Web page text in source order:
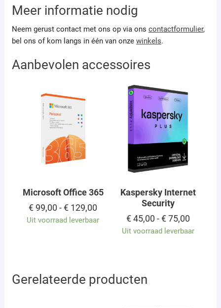
Meer informatie nodig
Neem gerust contact met ons op via ons contactformulier,
bel ons of kom langs in één van onze winkels.
Aanbevolen accessoires
Microsoft Office 365
€ 99,00 - € 129,00
tot
€ 129,00
Uit voorraad leverbaar
Kaspersky Internet
Security
€45,00 - €75,00
tot
Uit voorraad leverbaar
Gerelateerde producten